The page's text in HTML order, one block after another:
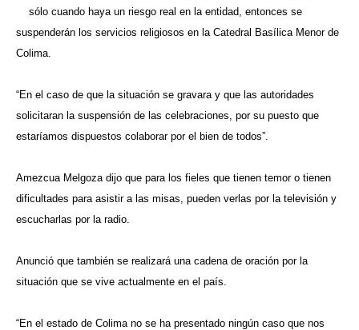
sólo cuando haya un riesgo real en la entidad, entonces se
suspenderán los servicios religiosos en la Catedral Basílica Menor de
Colima.
“En el caso de que la situación se gravara y que las autoridades
solicitaran la suspensión de las celebraciones, por su puesto que
estaríamos dispuestos colaborar por el bien de todos”.
Amezcua Melgoza dijo que para los fieles que tienen temor o tienen
dificultades para asistir a las misas, pueden verlas por la televisión y
escucharlas por la radio.
Anunció que también se realizará una cadena de oración por la
situación que se vive actualmente en el país.
“En el estado de Colima no se ha presentado ningún caso que nos